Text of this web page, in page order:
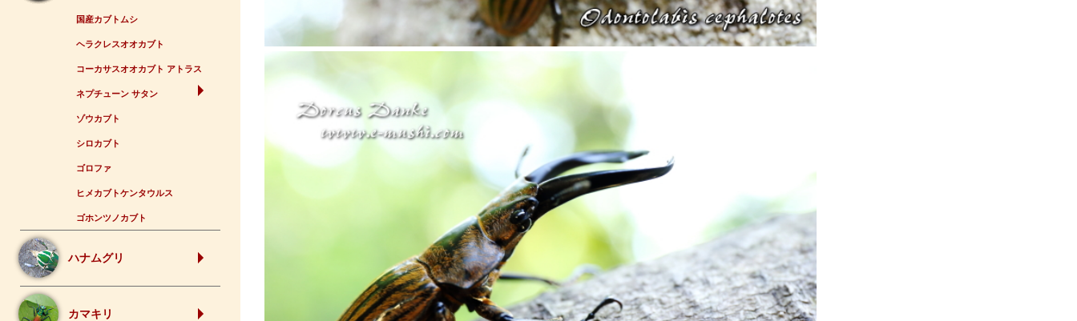
国産カブトムシ
ヘラクレスオオカブト
コーカサスオオカブト アトラス
ネプチューン サタン
ゾウカブト
シロカブト
ゴロファ
ヒメカブトケンタウルス
ゴホンツノカブト
ハナムグリ
カマキリ